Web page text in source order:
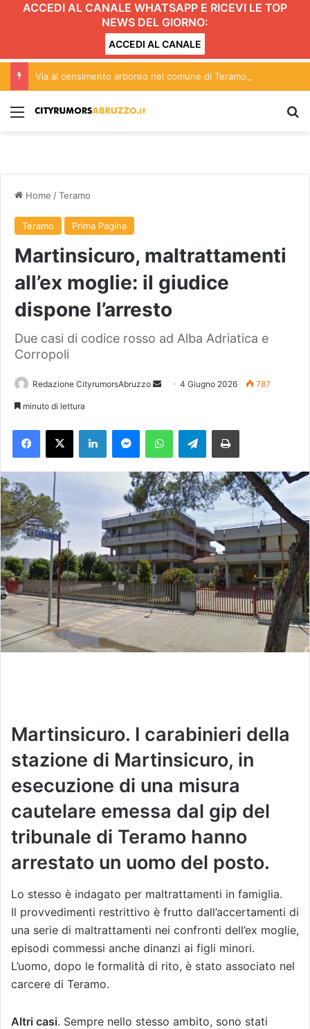
ACCEDI AL CANALE WHATSAPP E RICEVI LE TOP
NEWS DEL GIORNO:
ACCEDI AL CANALE
Via al censimento arboreo nel comune di Teramo
Menu
Home /Teramo
Teramo Prima Pagina
Martinsicuro, maltrattamenti
all’ex moglie: il giudice
dispone l’arresto
Due casi di codice rosso ad Alba Adriatica e
Corropoli
Redazione CityrumorsAbruzzo
a
n
'
e
m
a
i
l
4 Giugno 2026 787
minuto di lettura
Telegram
Martinsicuro. I carabinieri della
stazione di Martinsicuro, in
esecuzione di una misura
cautelare emessa dal gip del
tribunale di Teramo hanno
arrestato un uomo del posto.
Lo stesso è indagato per maltrattamenti in famiglia.
Il provvedimenti restrittivo è frutto dall’accertamenti di
una serie di maltrattamenti nei confronti dell’ex moglie,
episodi commessi anche dinanzi ai figli minori.
L’uomo, dopo le formalità di rito, è stato associato nel
carcere di Teramo.
Altri casi. Sempre nello stesso ambito, sono stati